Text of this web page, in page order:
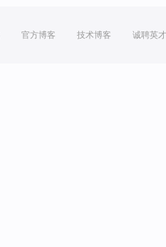
官方博客 技术博客 诚聘英才